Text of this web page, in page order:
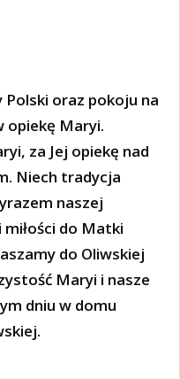
Polski oraz pokoju na
opiekę Maryi.
za Jej opiekę nad
Niech tradycja
naszej
do Matki
do Oliwskiej
Maryi i nasze
dniu w domu